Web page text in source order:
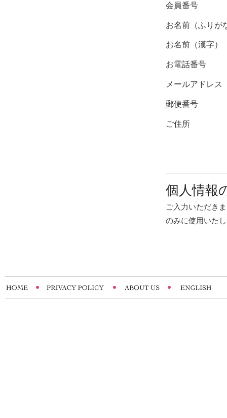
会員番号
お名前（ふりが
お名前（漢字）
お電話番号
メールアドレス
郵便番号
ご住所
個人情報
ご入力いただき
のみに使用いた